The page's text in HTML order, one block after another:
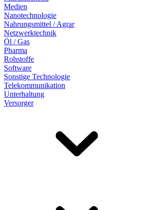
Medien
Nanotechnologie
Nahrungsmittel / Agrar
Netzwerktechnik
Öl / Gas
Pharma
Rohstoffe
Software
Sonstige Technologie
Telekommunikation
Unterhaltung
Versorger